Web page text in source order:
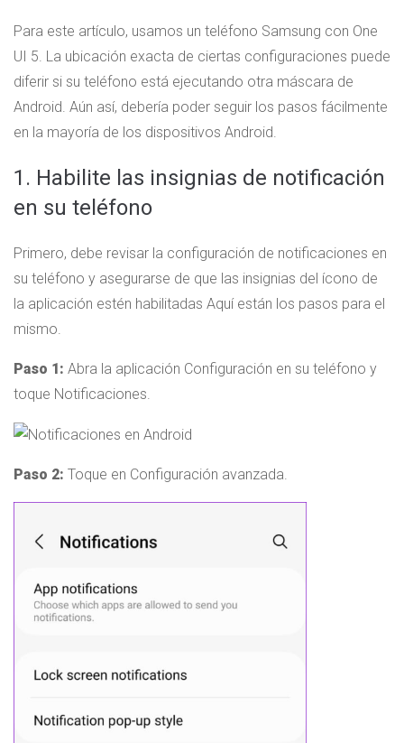
Para este artículo, usamos un teléfono Samsung con One
UI 5. La ubicación exacta de ciertas configuraciones puede
diferir si su teléfono está ejecutando otra máscara de
Android. Aún así, debería poder seguir los pasos fácilmente
en la mayoría de los dispositivos Android.
1. Habilite las insignias de notificación
en su teléfono
Primero, debe revisar la configuración de notificaciones en
su teléfono y asegurarse de que las insignias del ícono de
la aplicación estén habilitadas Aquí están los pasos para el
mismo.
Paso 1: Abra la aplicación Configuración en su teléfono y
toque Notificaciones.
Paso 2: Toque en Configuración avanzada.